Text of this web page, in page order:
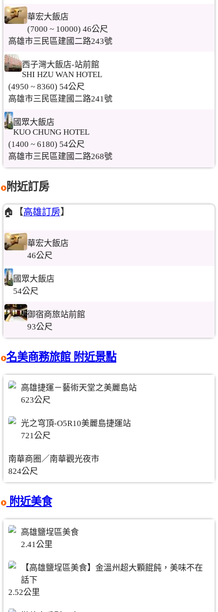
華宏大飯店
(7000 ~ 10000) 46公尺
高雄市三民區建國二路243號
西子灣大飯店-站前館
SHI HZU WAN HOTEL
(4950 ~ 8360) 54公尺
高雄市三民區建國二路241號
國眾大飯店
KUO CHUNG HOTEL
(1400 ~ 6180) 54公尺
高雄市三民區建國二路268號
附近訂房
🏠【高雄訂房】
華宏大飯店
46公尺
國眾大飯店
54公尺
御宿商旅站前館
93公尺
名美商務旅館 附近景點
高雄捷運－藝術天堂之美麗島站
623公尺
光之穹頂-O5R10美麗島捷運站
721公尺
南華商圈／南華觀光夜市
824公尺
附近美食
高雄鹽埕區美食
2.41公里
【高雄鹽埕區美食】金溫州超大顆餛飩，美味不在
話下
2.52公里